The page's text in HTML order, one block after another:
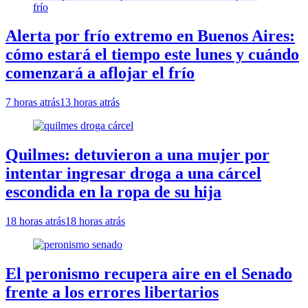
Alerta por frío extremo en Buenos Aires:
cómo estará el tiempo este lunes y cuándo
comenzará a aflojar el frío
7 horas atrás13 horas atrás
Quilmes: detuvieron a una mujer por
intentar ingresar droga a una cárcel
escondida en la ropa de su hija
18 horas atrás18 horas atrás
El peronismo recupera aire en el Senado
frente a los errores libertarios